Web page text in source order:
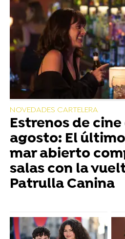
NOVEDADES CARTELERA
Estrenos de cine
agosto: El
mar abierto
salas con la
Patrulla Canina